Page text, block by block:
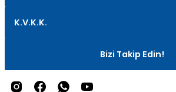
K.V.K.K.
Bizi Takip Edin!